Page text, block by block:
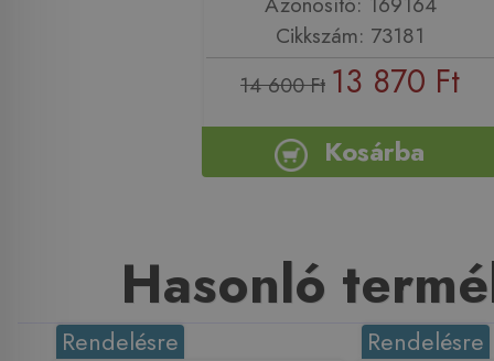
Cikkszám: 73181
14 600 Ft 13 870 Ft
Kosárba
Hasonló
Rendelésre Rendelésre